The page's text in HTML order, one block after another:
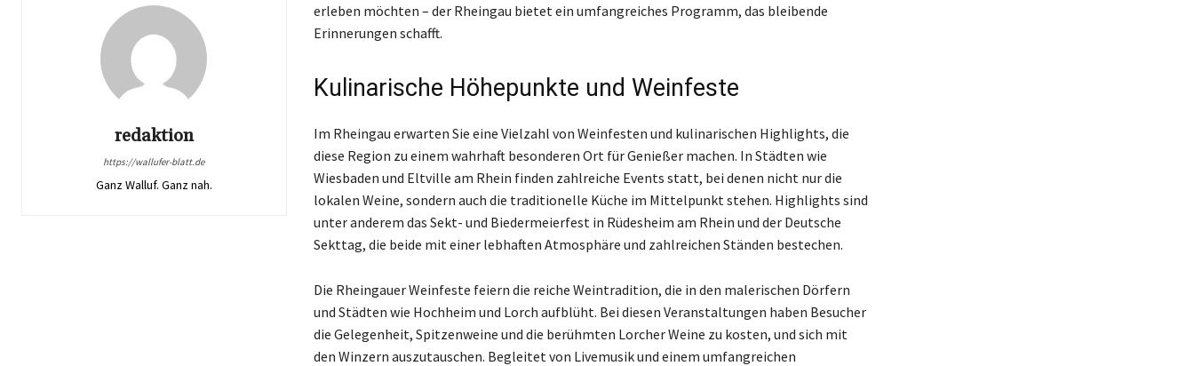
redaktion
https://wallufer-blatt.de
Ganz Walluf. Ganz nah.
erleben möchten – der Rheingau bietet ein umfangreiches Programm, das bleibende
Erinnerungen schafft.
Kulinarische Höhepunkte und Weinfeste
Im Rheingau erwarten Sie eine Vielzahl von Weinfesten und kulinarischen Highlights, die
diese Region zu einem wahrhaft besonderen Ort für Genießer machen. In Städten wie
Wiesbaden und Eltville am Rhein finden zahlreiche Events statt, bei denen nicht nur die
lokalen Weine, sondern auch die traditionelle Küche im Mittelpunkt stehen. Highlights sind
unter anderem das Sekt- und Biedermeierfest in Rüdesheim am Rhein und der Deutsche
Sekttag, die beide mit einer lebhaften Atmosphäre und zahlreichen Ständen bestechen.
Die Rheingauer Weinfeste feiern die reiche Weintradition, die in den malerischen Dörfern
und Städten wie Hochheim und Lorch aufblüht. Bei diesen Veranstaltungen haben Besucher
die Gelegenheit, Spitzenweine und die berühmten Lorcher Weine zu kosten, und sich mit
den Winzern auszutauschen. Begleitet von Livemusik und einem umfangreichen